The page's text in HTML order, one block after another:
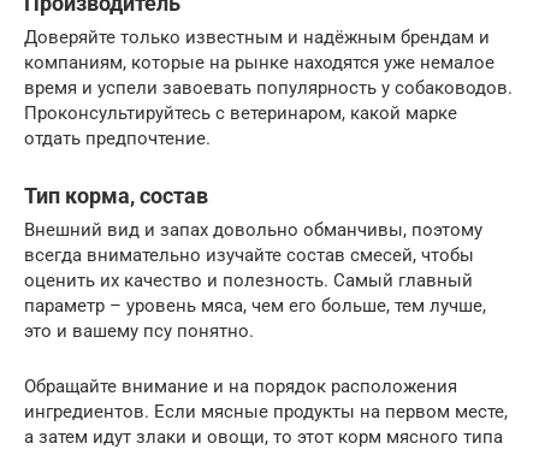
Доверяйте только известным и надёжным брендам и
компаниям, которые на рынке находятся уже немалое
время и успели завоевать популярность у собаководов.
Проконсультируйтесь с ветеринаром, какой марке
отдать предпочтение.
Тип корма, состав
Внешний вид и запах довольно обманчивы, поэтому
всегда внимательно изучайте состав смесей, чтобы
оценить их качество и полезность. Самый главный
параметр – уровень мяса, чем его больше, тем лучше,
это и вашему псу понятно.
Обращайте внимание и на порядок расположения
ингредиентов. Если мясные продукты на первом месте,
а затем идут злаки и овощи, то этот корм мясного типа